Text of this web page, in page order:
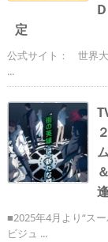
定
公式サイト： 世界
...
■2025年4月より“ス
ビジュ ...